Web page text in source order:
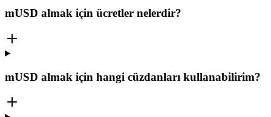
mUSD almak için ücretler nelerdir?
mUSD almak için hangi cüzdanları kullanabilirim?